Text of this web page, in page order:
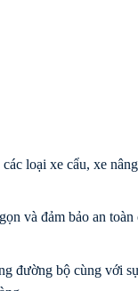
loại xe cẩu, xe
và đảm bảo an toàn
đường bộ cùng với